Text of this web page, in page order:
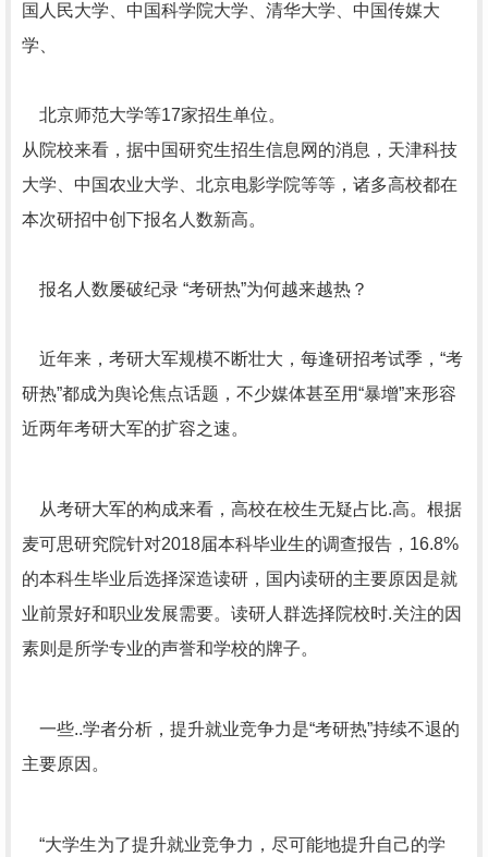
国人民大学、中国科学院大学、清华大学、中国传媒大
学、
北京师范大学等17家招生单位。
从院校来看，据中国研究生招生信息网的消息，天津科技
大学、中国农业大学、北京电影学院等等，诸多高校都在
本次研招中创下报名人数新高。
报名人数屡破纪录 “考研热”为何越来越热？
近年来，考研大军规模不断壮大，每逢研招考试季，“考
研热”都成为舆论焦点话题，不少媒体甚至用“暴增”来形容
近两年考研大军的扩容之速。
从考研大军的构成来看，高校在校生无疑占比.高。根据
麦可思研究院针对2018届本科毕业生的调查报告，16.8%
的本科生毕业后选择深造读研，国内读研的主要原因是就
业前景好和职业发展需要。读研人群选择院校时.关注的因
素则是所学专业的声誉和学校的牌子。
一些..学者分析，提升就业竞争力是“考研热”持续不退的
主要原因。
“大学生为了提升就业竞争力，尽可能地提升自己的学